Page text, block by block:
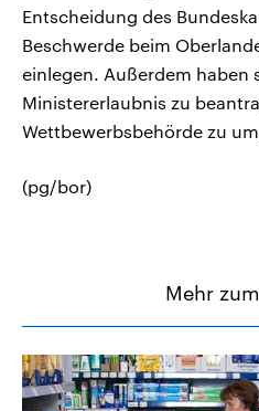
Entscheidung des
Beschwerde beim
einlegen. Außerdem haben
Ministererlaubnis zu
Wettbewerbsbehörde zu
(pg/bor)
Mehr